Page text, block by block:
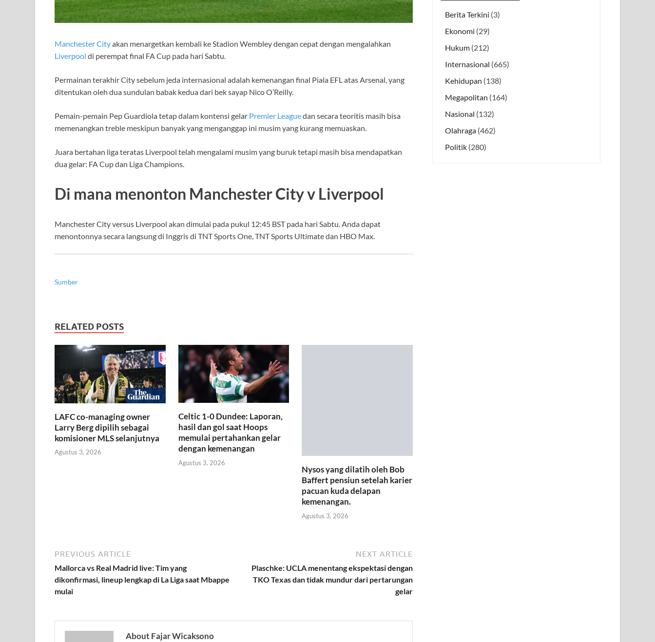
Manchester Cityakan menargetkan kembali ke Stadion Wembley dengan cepat dengan mengalahkan
Liverpool di perempat final FA Cup pada hari Sabtu.
Permainan terakhir City sebelum jeda internasional adalah kemenangan final Piala EFL atas Arsenal, yang
ditentukan oleh dua sundulan babak kedua dari bek sayap Nico O’Reilly.
Pemain-pemain Pep Guardiola tetap dalam kontensi gelar Premier Leaguedan secara teoritis masih bisa
memenangkan treble meskipun banyak yang menganggap ini musim yang kurang memuaskan.
Juara bertahan liga teratas Liverpool telah mengalami musim yang buruk tetapi masih bisa mendapatkan
dua gelar: FA Cup dan Liga Champions.
Di mana menonton Manchester City v Liverpool
Manchester City versus Liverpool akan dimulai pada pukul 12:45 BST pada hari Sabtu. Anda dapat
menontonnya secara langsung di Inggris di TNT Sports One, TNT Sports Ultimate dan HBO Max.
Sumber
RELATED POSTS
LAFC co-managing owner
Larry Berg dipilih sebagai
komisioner MLS selanjutnya
Agustus 3, 2026
Celtic 1-0 Dundee: Laporan,
hasil dan gol saat Hoops
memulai pertahankan gelar
dengan kemenangan
Agustus 3, 2026
Nysos yang dilatih oleh Bob
Baffert pensiun setelah karier
pacuan kuda delapan
kemenangan.
Agustus 3, 2026
PREVIOUS ARTICLE
Mallorca vs Real Madrid live: Tim yang
dikonfirmasi, lineup lengkap di La Liga saat Mbappe
mulai
NEXT ARTICLE
Plaschke: UCLA menentang ekspektasi dengan
TKO Texas dan tidak mundur dari pertarungan
gelar
About Fajar Wicaksono
Berita Terkini (3)
Ekonomi (29)
Hukum (212)
Internasional (665)
Kehidupan (138)
Megapolitan (164)
Nasional (132)
Olahraga (462)
Politik (280)